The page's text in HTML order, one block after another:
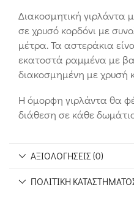
Διακοσμητική
σε χρυσό κορδόνι με
μέτρα. Τα αστεράκια
εκατοστά ραμμένα με
διακοσμημένη με χρυσή
Η όμορφη γιρλάντα θα
διάθεση σε κάθε
ΑΞΙΟΛΟΓΉΣΕΙΣ (0)
ΠΟΛΙΤΙΚΉ